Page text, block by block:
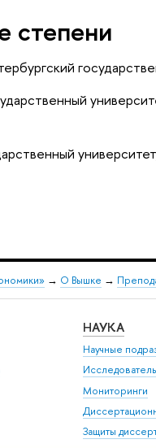
степени
→ О Вышке →
НАУКА
Научные
Мониторинги
Защиты